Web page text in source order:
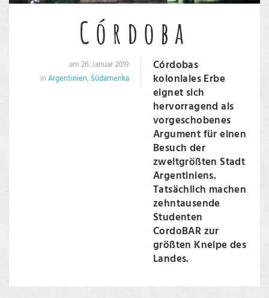
Córdoba
am 26. Januar 2019
inArgentinien, Südamerika
Córdobas
koloniales Erbe
eignet sich
hervorragend als
vorgeschobenes
Argument für einen
Besuch der
zweitgrößten Stadt
Argentiniens.
Tatsächlich machen
zehntausende
Studenten
CordoBAR zur
größten Kneipe des
Landes.